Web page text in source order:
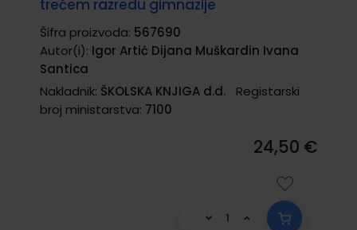
trećem razredu gimnazije
Šifra proizvoda: 567690
Autor(i): Igor Artić Dijana Muškardin Ivana
Santica
Nakladnik: ŠKOLSKA KNJIGA d.d.
Registarski
broj ministarstva: 7100
24,50 €